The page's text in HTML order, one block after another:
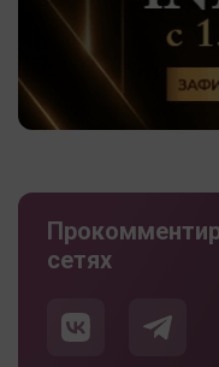
сетях